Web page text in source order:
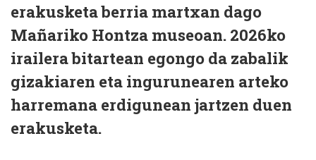
erakusketa berria martxan dago
Mañariko Hontza museoan. 2026ko
irailera bitartean egongo da zabalik
gizakiaren eta ingurunearen arteko
harremana erdigunean jartzen duen
erakusketa.